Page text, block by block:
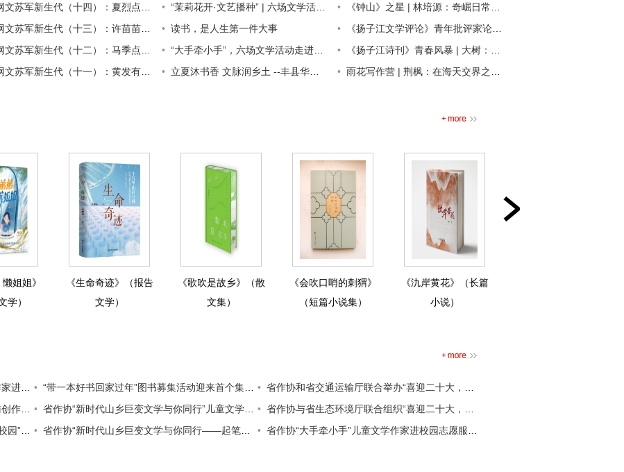
文苏军新生代（十四）：夏烈点评慕容悠然
文苏军新生代（十三）：许苗苗点评我煞费苦心
文苏军新生代（十二）：马季点评对青红
文苏军新生代（十一）：黄发有点评晏十三娘
“茉莉花开·文艺播种” | 六场文学活动覆盖全龄段，文化甘霖润泽基层
读书，是人生第一件大事
“大手牵小手”，六场文学活动走进栖霞
立夏沐书香 文脉润乡土 --丰县华山镇农民阅读分享会温情启幕
《钟山》之星 | 林培源：奇崛日常中的隐秘涛声
《扬子江文学评论》青年批评家论坛 | 李海鹏：当代新诗中的“镜子”母题与语言本体观念转换
《扬子江诗刊》青春风暴 | 大树：月亮那充满象征的习俗趋于圆满
雨花写作营 | 荆枫：在海天交界之处找回自己
姐姐》
学）
《生命奇迹》（报告
文学）
《歌吹是故乡》（散
文集）
《会吹口哨的刺猬》
（短篇小说集）
《氿岸黄花》（长篇
小说）
活动
启动
小学
“带一本好书回家过年”图书募集活动迎来首个集体捐赠
省作协“新时代山乡巨变文学与你同行”儿童文学作家进校园志愿服务活动走进盐城
省作协“新时代山乡巨变文学与你同行——起笔江畔，写意龙袍”作家采访创作活动在六合龙袍举行
省作协和省交通运输厅联合举办“喜迎二十大，新时代新成就”——现代综合交通运输体系建设故事主题创作实践活动
省作协与省生态环境厅联合组织“喜迎二十大，新时代新成就”——生态大保护绿色转型发展故事主题创作实践活动
省作协“大手牵小手”儿童文学作家进校园志愿服务活动走进玄武、鼓楼